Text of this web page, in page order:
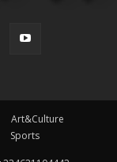
Art&Culture
Sports